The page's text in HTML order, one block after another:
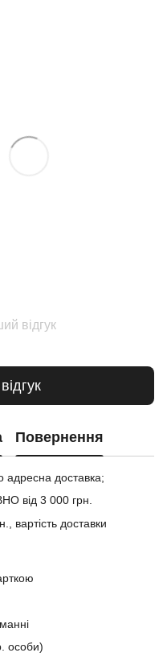
відгук
Повернення
адресна доставка;
від 3 000 грн.
вартість доставки
особи)